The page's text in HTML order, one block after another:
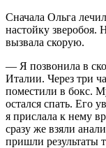
Сначала Ольга
настойку зверобоя.
вызвала скорую.
— Я позвонила в
Италии. Через три
поместили в бокс.
остался спать. Его
я прислала к нему
сразу же взяли
пришли результаты